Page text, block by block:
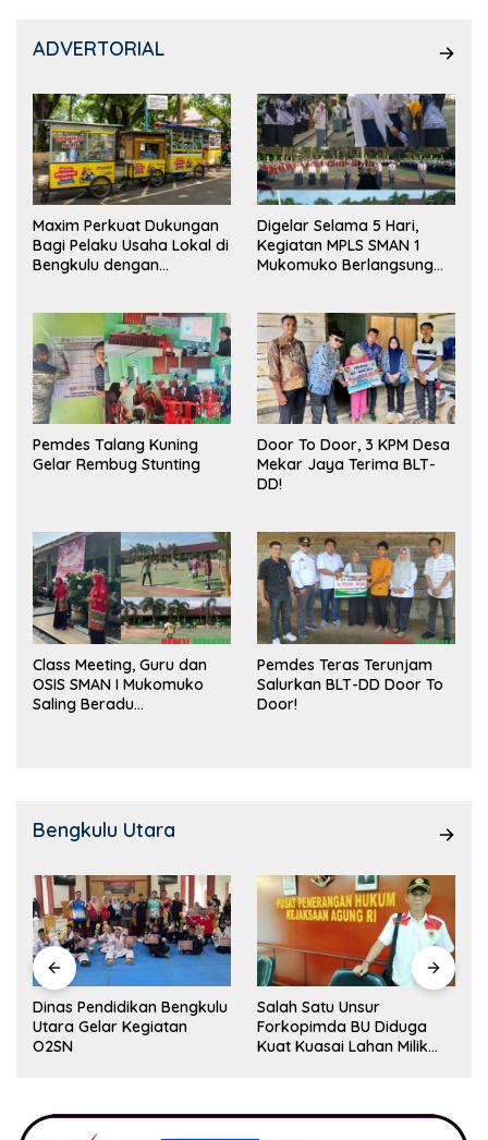
ADVERTORIAL
Maxim Perkuat Dukungan
Bagi Pelaku Usaha Lokal di
Bengkulu dengan
Pasar
Digelar Selama 5 Hari,
Kegiatan MPLS SMAN 1
Mukomuko Berlangsung
Pemdes Talang Kuning
Gelar Rembug Stunting
Door To Door, 3 KPM Desa
Mekar Jaya Terima BLT-
DD!
Class Meeting, Guru dan
OSIS SMAN I Mukomuko
Saling Beradu
Pemdes Teras Terunjam
Salurkan BLT-DD Door To
Door!
Bengkulu Utara
Dinas Pendidikan Bengkulu
Utara Gelar Kegiatan
O2SN
Salah Satu Unsur
Forkopimda BU Diduga
Kuat Kuasai Lahan Milik